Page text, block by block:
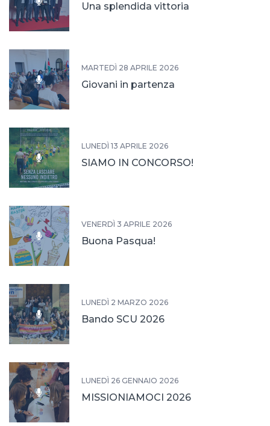
Una splendida vittoria
MARTEDÌ 28 APRILE 2026
Giovani in partenza
LUNEDÌ 13 APRILE 2026
SIAMO IN CONCORSO!
VENERDÌ 3 APRILE 2026
Buona Pasqua!
LUNEDÌ 2 MARZO 2026
Bando SCU 2026
LUNEDÌ 26 GENNAIO 2026
MISSIONIAMOCI 2026